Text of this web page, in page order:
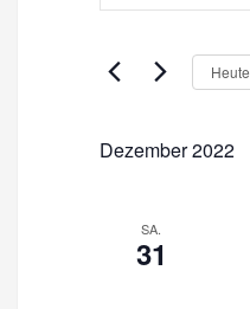
a
s
eingeben.
nach
Veranstaltungen
Heute
Dezember 2022
SA.
31